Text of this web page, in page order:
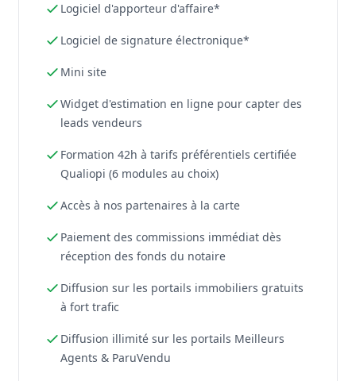
Logiciel d'apporteur d'affaire*
Logiciel de signature électronique*
Mini site
Widget d'estimation en ligne pour capter des
leads vendeurs
Formation 42h à tarifs préférentiels certifiée
Qualiopi (6 modules au choix)
Accès à nos partenaires à la carte
Paiement des commissions immédiat dès
réception des fonds du notaire
Diffusion sur les portails immobiliers gratuits
à fort trafic
Diffusion illimité sur les portails Meilleurs
Agents & ParuVendu